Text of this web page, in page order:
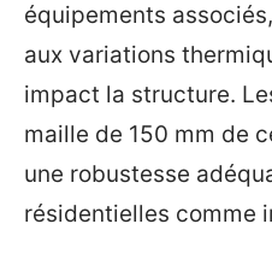
équipements
aux variations
impact la structure.
maille de 150 mm de
une robustesse
résidentielles comme